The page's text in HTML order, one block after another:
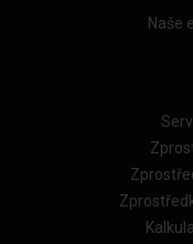
Naše